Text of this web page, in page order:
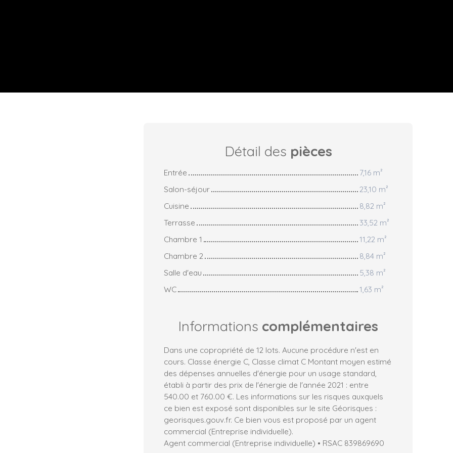
Détail des pièces
Entrée
7,16 m²
Salon-séjour
23,10 m²
Cuisine
8,82 m²
Terrasse
33,52 m²
Chambre 1
11,22 m²
Chambre 2
8,84 m²
Salle d'eau
5,38 m²
WC
1,63 m²
Informations complémentaires
Dans une copropriété de 12 lots. Aucune procédure n'est en
cours. Classe énergie C, Classe climat C Montant moyen estimé
des dépenses annuelles d'énergie pour un usage standard,
établi à partir des prix de l'énergie de l'année 2021 : entre
540.00 et 760.00 €. Les informations sur les risques auxquels
ce bien est exposé sont disponibles sur le site Géorisques :
georisques.gouv.fr. Ce bien vous est proposé par un agent
commercial (Entreprise individuelle).
Agent commercial (Entreprise individuelle) • RSAC 839869690